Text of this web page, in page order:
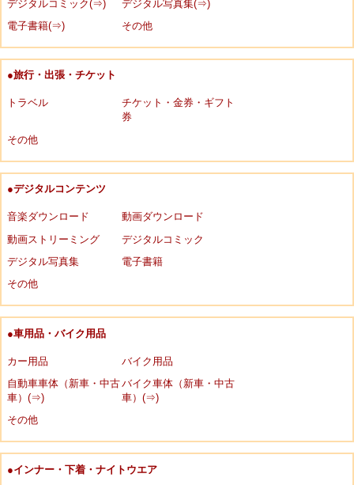
デジタルコミック(⇒)
デジタル写真集(⇒)
電子書籍(⇒)
その他
●旅行・出張・チケット
トラベル
チケット・金券・ギフト
券
その他
●デジタルコンテンツ
音楽ダウンロード
動画ダウンロード
動画ストリーミング
デジタルコミック
デジタル写真集
電子書籍
その他
●車用品・バイク用品
カー用品
バイク用品
自動車車体（新車・中古
車）(⇒)
バイク車体（新車・中古
車）(⇒)
その他
●インナー・下着・ナイトウエア